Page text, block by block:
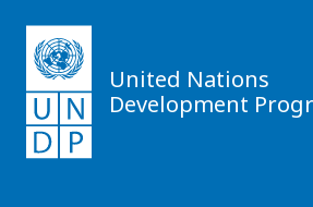
United Nations
Development